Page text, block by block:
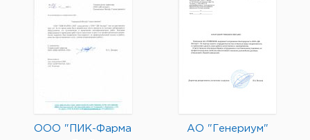
ООО "ПИК-Фарма
АО "Генериум"